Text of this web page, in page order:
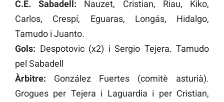
C.E. Sabadell: Nauzet, Cristian, Riau, Kiko,
Carlos, Crespí, Eguaras, Longás, Hidalgo,
Tamudo i Juanto.
Gols: Despotovic (x2) i Sergio Tejera. Tamudo
pel Sabadell
Àrbitre: González Fuertes (comitè asturià).
Grogues per Tejera i Laguardia i per Cristian,